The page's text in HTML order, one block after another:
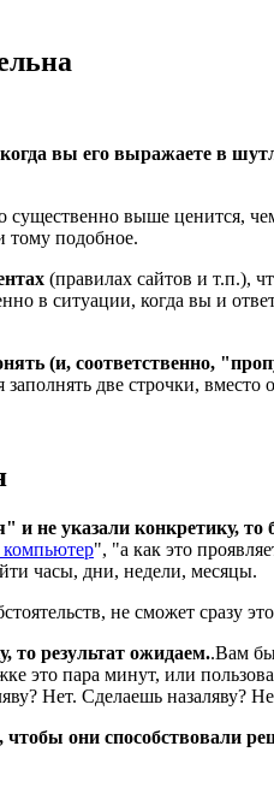
когда вы его выражаете в
существенно выше ценится,
тому подобное.
(правилах сайтов и т.п.),
в ситуации, когда вы и
(и, соответственно,
две строчки,
не указали конкретику, то
компьютер", "а как это
часы, дни, недели, месяцы.
не сможет сразу
то результат ожидаем..Вам
это пара минут, или
Нет. Сделаешь назаляву?
чтобы они способствовали